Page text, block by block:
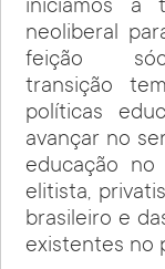
iniciamos a
neoliberal
feição
transição
políticas
avançar no
educação
elitista,
brasileiro e
existentes no